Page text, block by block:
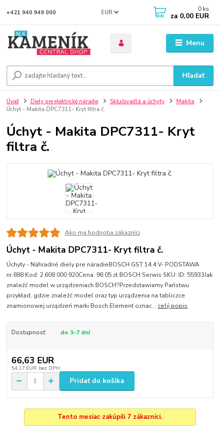
Menu
EUR
Hľadať
+421 940 949 000 0 ks
za 0,00 EUR
Úvod Diely pre elektrické náradie Skľučovadlá a úchyty
Makita
Úchyt - Makita DPC7311- Kryt filtra č.
Úchyt - Makita DPC7311- Kryt
filtra č.
Ako ma hodnotia zákazníci
Úchyt - Makita DPC7311- Kryt filtra č.
Úchyty - Náhradné diely pre náradieBOSCH GST 14.4 V- PODSTAWA
nr.888 Kod: 2 608 000 920Cena: 98.05 zł BOSCH Serwis SKU: ID: 55933Jak
znaleźć model w urządzeniach BOSCH?Przedstawiamy Państwu
przykład, gdzie znaleźć model oraz typ urządzenia na tabliczce
znamionowej urządzeń marki Bosch.Element oznac... celý popis
Dostupnosť do 3-7 dní
66,63 EUR
54,17 EUR bez DPH
Pridať do košíka
Tento mesiac zakúpili 7 zákazníci.